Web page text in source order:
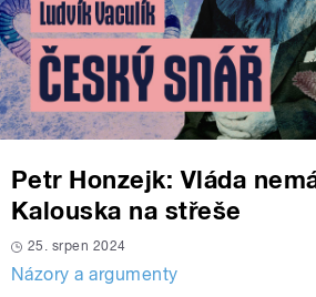
Petr Honzejk: Vláda
Kalouska na střeše
25. srpen 2024
Názory a argumenty